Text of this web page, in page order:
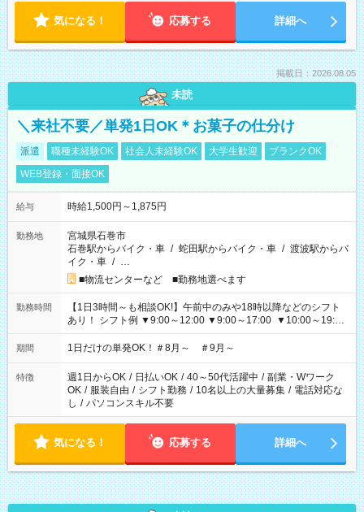
気になる！ 応募する 詳細へ
掲載日：2026.08.05
未読
＼来社不要／単発1日OK＊お菓子の仕分け
派遣 職種未経験OK 社会人未経験OK 大学生歓迎
ブランクOK
WEB登録・面接OK
給与 時給1,500円～1,875円
勤務地
宮城県石巻市
石巻駅からバイク・車 / 蛇田駅からバイク・車 / 渡波駅からバ
イク・車 / …
■物流センターなど ■勤務地選べます
勤務時間
【1日3時間～も相談OK!】午前中のみや18時以降などのシフト
あり！ シフト例 ▼9:00～12:00 ▼9:00～17:00 ▼10:00～19:00
▼18:00～21:00
期間 1日だけの単発OK！＃8月～ ＃9月～
特徴 週1日からOK / 日払いOK / 40～50代活躍中 / 副業・Wワーク
OK / 服装自由 / シフト勤務 / 10名以上の大量募集 / 電話対応な
し / パソコンスキル不要
気になる！ 応募する 詳細へ